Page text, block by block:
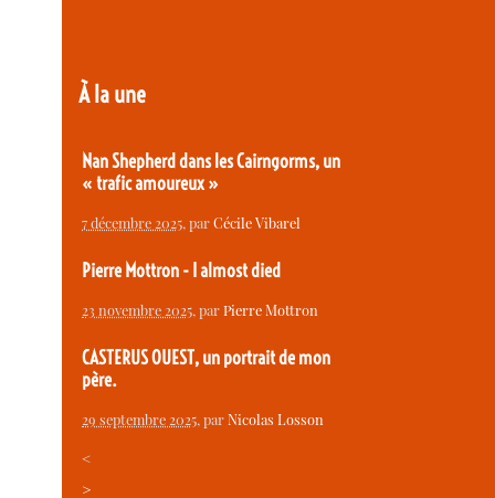
À la une
Nan Shepherd dans les Cairngorms, un
« trafic amoureux »
7 décembre 2025, parCécile Vibarel
Pierre Mottron - I almost died
23 novembre 2025, parPierre Mottron
CASTERUS OUEST, un portrait de mon
père.
29 septembre 2025, parNicolas Losson
<
>